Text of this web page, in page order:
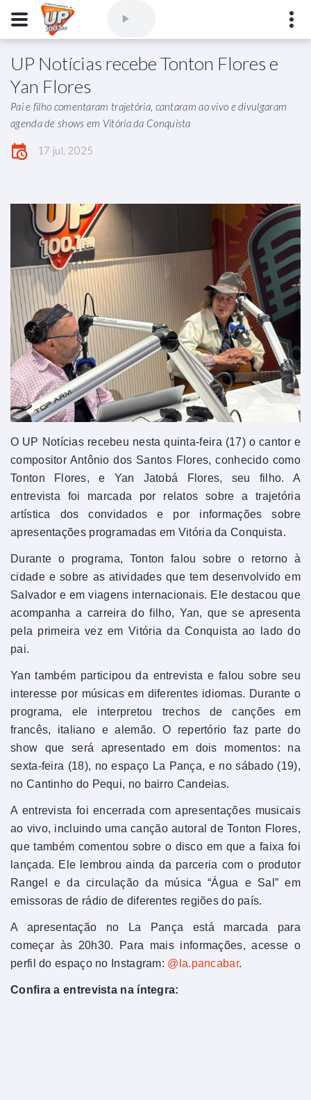
Comercial(77) 3421-3710,
marioborim@radioupconquista.com.br
UP Notícias recebe Tonton Flores e
Yan Flores
Pai e filho comentaram trajetória, cantaram ao vivo e divulgaram
agenda de shows em Vitória da Conquista
17 jul, 2025
O UP Notícias recebeu nesta quinta-feira (17) o cantor e
compositor Antônio dos Santos Flores, conhecido como
Tonton Flores, e Yan Jatobá Flores, seu filho. A
entrevista foi marcada por relatos sobre a trajetória
artística dos convidados e por informações sobre
apresentações programadas em Vitória da Conquista.
Durante o programa, Tonton falou sobre o retorno à
cidade e sobre as atividades que tem desenvolvido em
Salvador e em viagens internacionais. Ele destacou que
acompanha a carreira do filho, Yan, que se apresenta
pela primeira vez em Vitória da Conquista ao lado do
pai.
Yan também participou da entrevista e falou sobre seu
interesse por músicas em diferentes idiomas. Durante o
programa, ele interpretou trechos de canções em
francês, italiano e alemão. O repertório faz parte do
show que será apresentado em dois momentos: na
sexta-feira (18), no espaço La Pança, e no sábado (19),
no Cantinho do Pequi, no bairro Candeias.
A entrevista foi encerrada com apresentações musicais
ao vivo, incluindo uma canção autoral de Tonton Flores,
que também comentou sobre o disco em que a faixa foi
lançada. Ele lembrou ainda da parceria com o produtor
Rangel e da circulação da música “Água e Sal” em
emissoras de rádio de diferentes regiões do país.
A apresentação no La Pança está marcada para
começar às 20h30. Para mais informações, acesse o
perfil do espaço no Instagram: @la.pancabar.
Confira a entrevista na íntegra: